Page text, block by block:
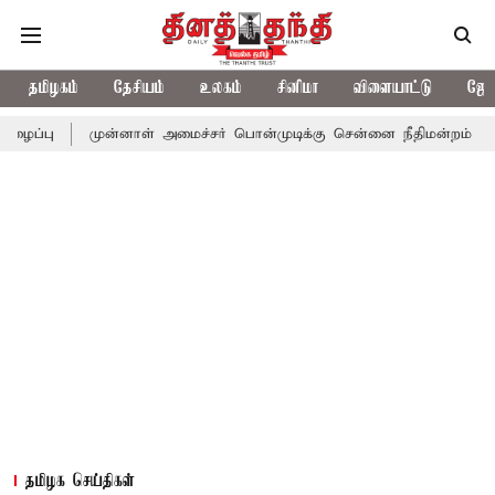
தமிழகம் தேசியம் உலகம் சினிமா விளையாட்டு
முன்னாள் அமைச்சர் பொன்முடிக்கு சென்னை நீதிமன்றம் பிடிவாராண்ட்
தமிழக செய்திகள்